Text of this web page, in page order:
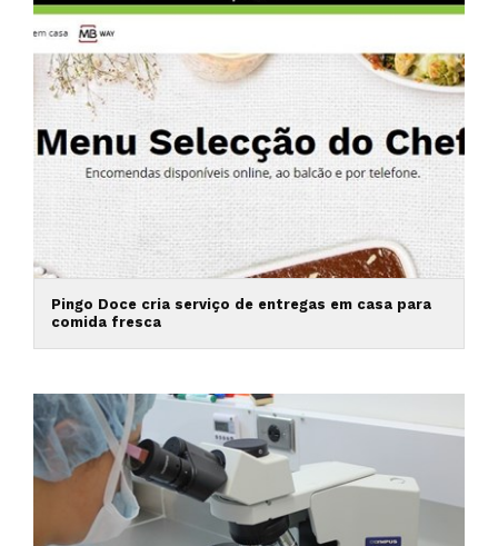
Pingo Doce cria serviço de entregas em casa para
comida fresca